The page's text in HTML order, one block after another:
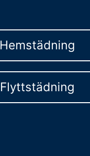
Hemstädning
Flyttstädning